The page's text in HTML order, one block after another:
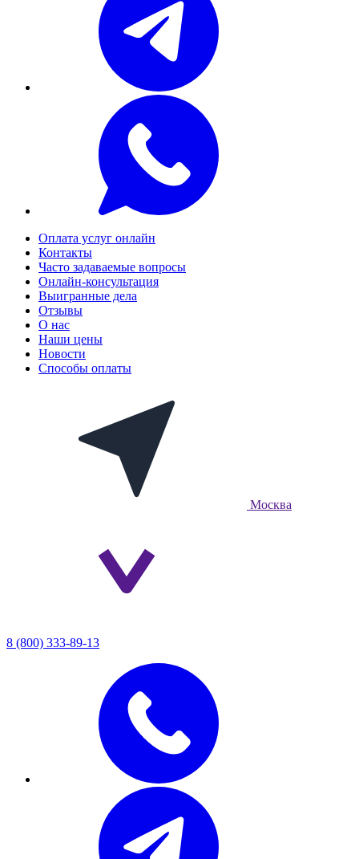
Оплата услуг онлайн
Контакты
Часто задаваемые вопросы
Онлайн-консультация
Выигранные дела
Отзывы
О нас
Наши цены
Новости
Способы оплаты
Москва
8 (800) 333-89-13